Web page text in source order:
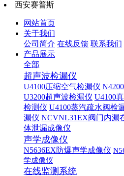
西安赛普斯
网站首页
关于我们
公司简介 在线反馈 联系我们
产品展示
全部
超声波检漏仪
U4100压缩空气检漏仪
U3200超声波检漏仪 U4100
检测仪 U4100蒸汽疏水阀检
漏仪 NCVNL31EX阀门内漏
体泄漏成像仪
声学成像仪
N5636EX防爆声学成像仪
学成像仪
在线监测系统